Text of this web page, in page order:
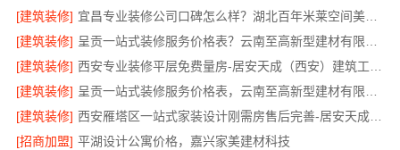
[建筑装修]
宜昌专业装修公司口碑怎么样？湖北百年米莱空间美学装饰材料有限公司
[建筑装修]
[建筑装修]
[建筑装修]
[建筑装修]
西安雁塔区一站式家装设计刚需房售后完善-居安天成（西安）建筑工程有限责任公司
[招商加盟] 平湖设计公寓价格，嘉兴家美建材科技